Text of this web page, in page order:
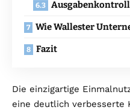
Wie Wallester
Fazit
Die einzigartige
eine deutlich verbesserte